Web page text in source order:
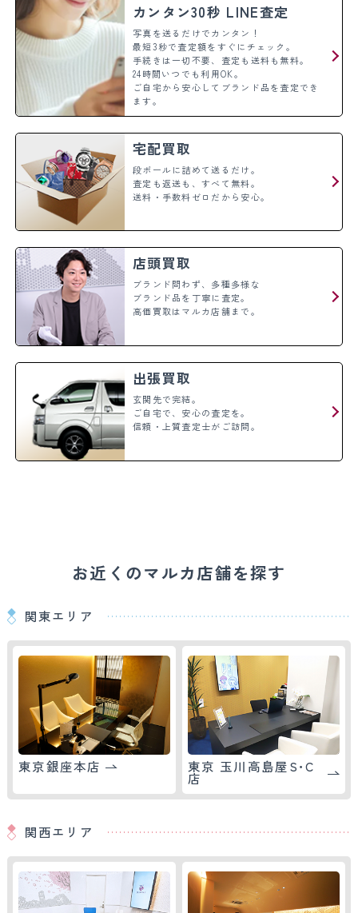
カンタン30秒 LINE査定
写真を送るだけでカンタン！
最短3秒で査定額をすぐにチェック。
手続きは一切不要、査定も送料も無料。
24時間いつでも利用OK。
ご自宅から安心してブランド品を査定でき
ます。
宅配買取
段ボールに詰めて送るだけ。
査定も返送も、すべて無料。
送料・手数料ゼロだから安心。
店頭買取
ブランド問わず、多種多様な
ブランド品を丁寧に査定。
高価買取はマルカ店舗まで。
出張買取
玄関先で完結。
ご自宅で、安心の査定を。
信頼・上質査定士がご訪問。
お近くのマルカ店舗を探す
関東エリア
東京銀座本店 東京 玉川高島屋S･C
店
関西エリア